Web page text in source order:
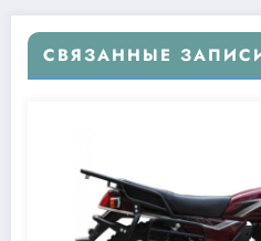
СВЯЗАННЫЕ